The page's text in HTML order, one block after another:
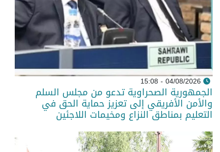
04/08/2026 - 15:08
الجمهورية الصحراوية تدعو من مجلس السلم
والأمن الأفريقي إلى تعزيز حماية الحق في
التعليم بمناطق النزاع ومخيمات اللاجئين